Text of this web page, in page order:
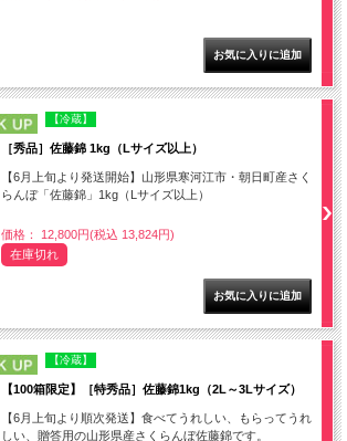
PICK UP
【冷蔵】
［秀品］佐藤錦 1kg（Lサイズ以上）
【6月上旬より発送開始】山形県寒河江市・朝日町産さく
らんぼ「佐藤錦」1kg（Lサイズ以上）
価格： 12,800円(税込 13,824円)
在庫切れ
PICK UP
【冷蔵】
【100箱限定】［特秀品］佐藤錦1kg（2L～3Lサイズ）
【6月上旬より順次発送】食べてうれしい、もらってうれ
しい、贈答用の山形県産さくらんぼ佐藤錦です。